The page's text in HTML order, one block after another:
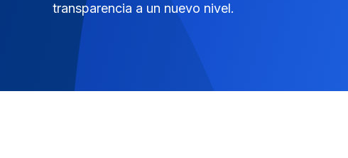
transparencia a un nuevo nivel.